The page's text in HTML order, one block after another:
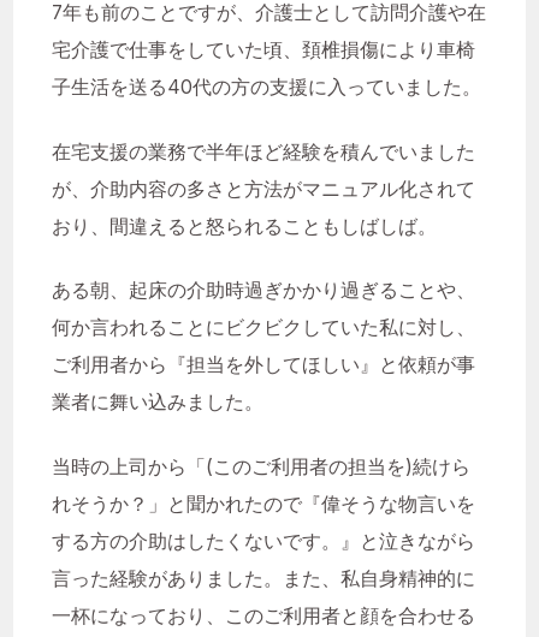
おすすめのタグ
7年も前のことですが、介護士として訪問介護や在
宅介護で仕事をしていた頃、頚椎損傷により車椅
子生活を送る40代の方の支援に入っていました。
在宅支援の業務で半年ほど経験を積んでいました
が、介助内容の多さと方法がマニュアル化されて
おり、間違えると怒られることもしばしば。
ある朝、起床の介助時過ぎかかり過ぎることや、
何か言われることにビクビクしていた私に対し、
ご利用者から『担当を外してほしい』と依頼が事
業者に舞い込みました。
当時の上司から「(このご利用者の担当を)続けら
れそうか？」と聞かれたので『偉そうな物言いを
する方の介助はしたくないです。』と泣きながら
言った経験がありました。また、私自身精神的に
一杯になっており、このご利用者と顔を合わせる